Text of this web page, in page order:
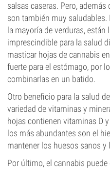
salsas caseras. Pero,
son también muy
la mayoría de verduras,
imprescindible para la salud
masticar hojas de cannabis
fuerte para el estómago, por
combinarlas en un batido.
Otro beneficio para la salud
variedad de vitaminas y
hojas contienen vitaminas D
los más abundantes son el
mantener los huesos sanos y
Por último, el cannabis